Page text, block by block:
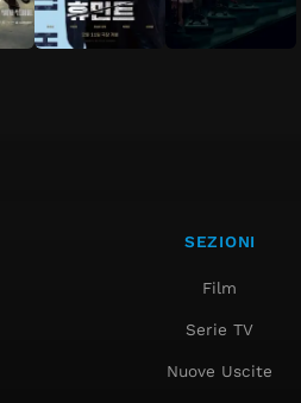
SEZIONI
Film
Serie TV
Nuove Uscite